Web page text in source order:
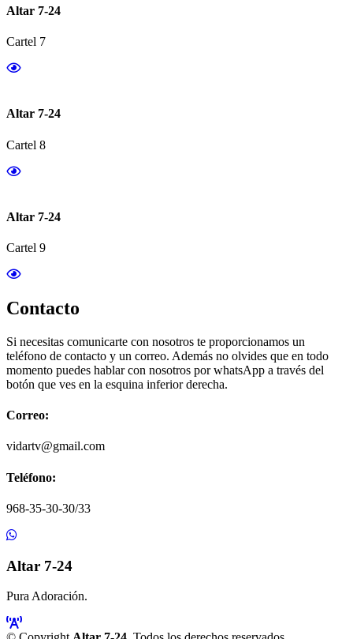
Altar 7-24
Cartel 7
Altar 7-24
Cartel 8
Altar 7-24
Cartel 9
Contacto
Si necesitas comunicarte con nosotros te proporcionamos un
teléfono de contacto y un correo. Además no olvides que en todo
momento puedes hablar con nosotros por whatsApp a través del
botón que ves en la esquina inferior derecha.
Correo:
vidartv@gmail.com
Teléfono:
968-35-30-30/33
Altar 7-24
Pura Adoración.